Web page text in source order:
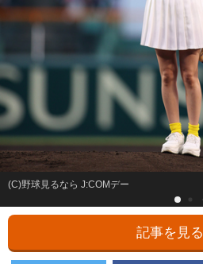
(C)野球見るなら J:COMデー
記事を見る